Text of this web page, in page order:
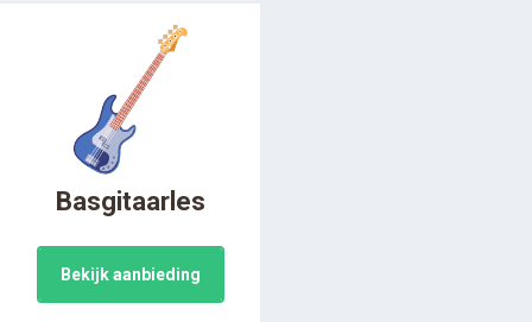
Basgitaarles
Bekijk aanbieding